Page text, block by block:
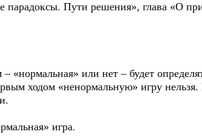
парадоксы. Пути решения», глава «О
«нормальная» или нет – будет
ходом «ненормальную» игру нельзя.
игра.